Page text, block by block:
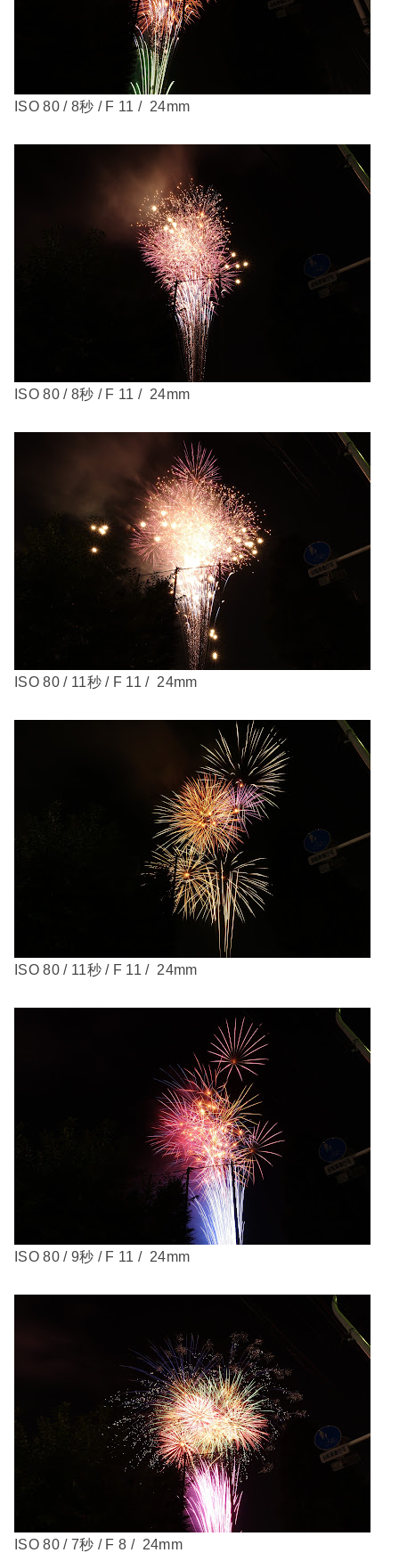
ISO 80 / 8秒 / F 11 / 24mm
ISO 80 / 8秒 / F 11 / 24mm
ISO 80 / 11秒 / F 11 / 24mm
ISO 80 / 11秒 / F 11 / 24mm
ISO 80 / 9秒 / F 11 / 24mm
ISO 80 / 7秒 / F 8 / 24mm